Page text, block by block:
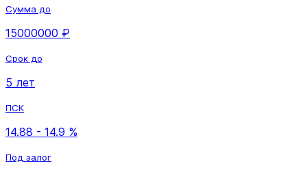
Сумма до
15000000 ₽
Срок до
5 лет
ПСК
14.88 - 14.9 %
Под залог